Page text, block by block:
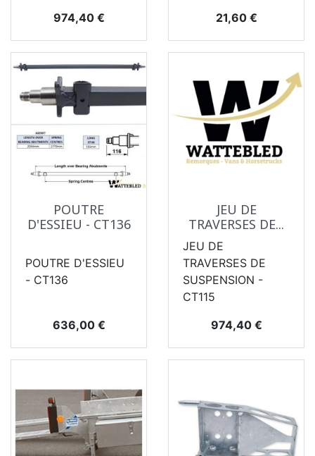
Prix
974,40 € Prix
21,60 €
POUTRE
D'ESSIEU - CT136
POUTRE D'ESSIEU
- CT136
Prix
636,00 €
JEU DE
TRAVERSES DE...
JEU DE
TRAVERSES DE
SUSPENSION -
CT115
Prix
974,40 €